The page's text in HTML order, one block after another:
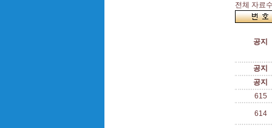
전체 자료
공지
공지
공지
615
614